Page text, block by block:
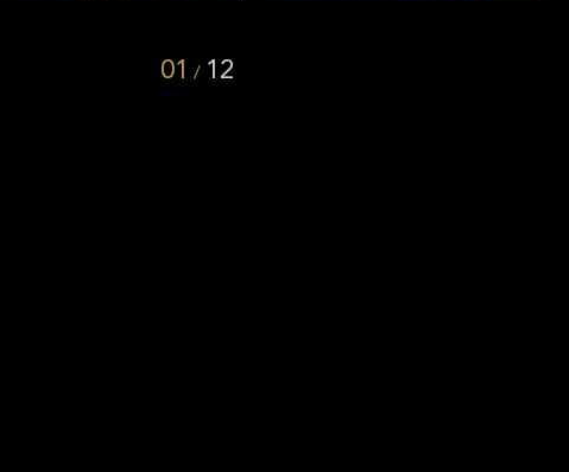
01 / 12